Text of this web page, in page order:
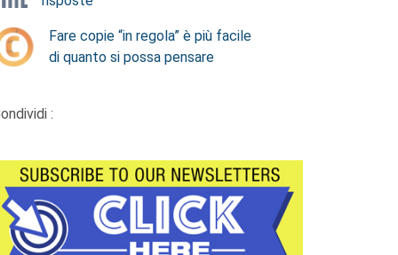
Fare copie “in regola” è più facile
di quanto si possa pensare
: